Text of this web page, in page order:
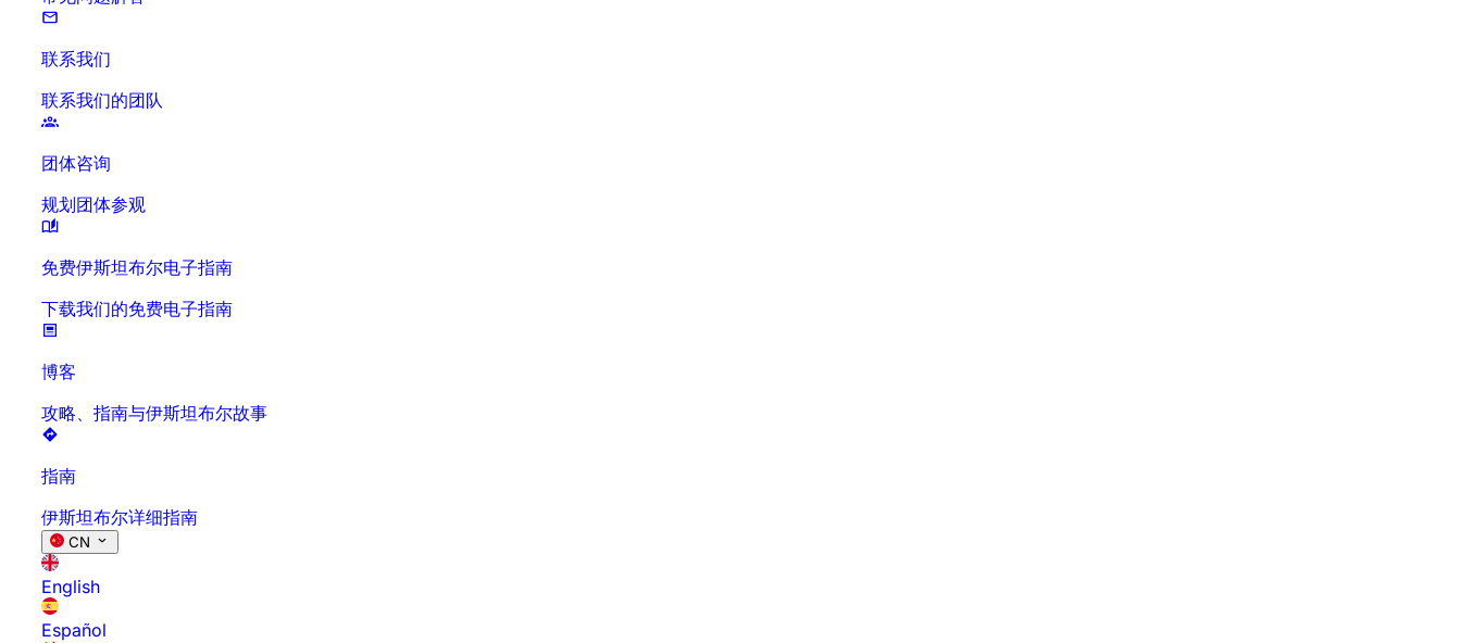
联系我们
联系我们的团队
团体咨询
规划团体参观
免费伊斯坦布尔电子指南
下载我们的免费电子指南
博客
攻略、指南与伊斯坦布尔故事
指南
伊斯坦布尔详细指南
CN
English
Español